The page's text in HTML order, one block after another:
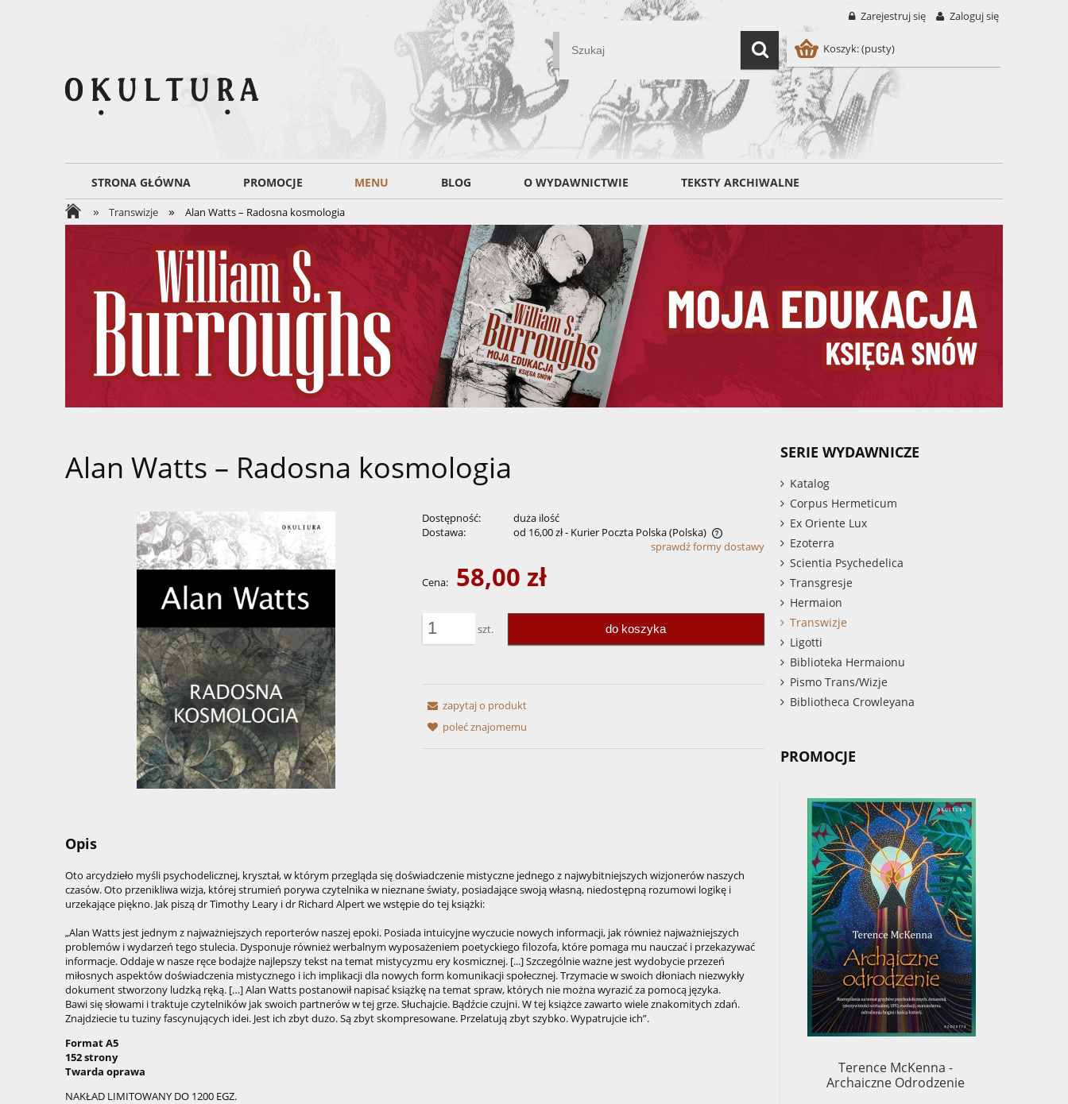
Zarejestruj się Zaloguj się
Koszyk:(pusty)
STRONA GŁÓWNA PROMOCJE MENU BLOG O WYDAWNICTWIE TEKSTY ARCHIWALNE
» Transwizje » Alan Watts – Radosna kosmologia
Alan Watts – Radosna kosmologia
Dostępność:
duża ilość
Dostawa:
od 16,00 zł- Kurier Poczta Polska(Polska)
Cena nie zawiera ewentualnych kosztów
płatności
sprawdź formy dostawy
Cena: 58,00 zł
szt. do koszyka
zapytaj o produkt
poleć znajomemu
Opis
Oto arcydzieło myśli psychodelicznej, kryształ, w którym przegląda się doświadczenie mistyczne jednego z najwybitniejszych wizjonerów naszych
czasów. Oto przenikliwa wizja, której strumień porywa czytelnika w nieznane światy, posiadające swoją własną, niedostępną rozumowi logikę i
urzekające piękno. Jak piszą dr Timothy Leary i dr Richard Alpert we wstępie do tej książki:
„Alan Watts jest jednym z najważniejszych reporterów naszej epoki. Posiada intuicyjne wyczucie nowych informacji, jak również najważniejszych
problemów i wydarzeń tego stulecia. Dysponuje również werbalnym wyposażeniem poetyckiego filozofa, które pomaga mu nauczać i przekazywać
informacje. Oddaje w nasze ręce bodajże najlepszy tekst na temat mistycyzmu ery kosmicznej. [...] Szczególnie ważne jest wydobycie przezeń
miłosnych aspektów doświadczenia mistycznego i ich implikacji dla nowych form komunikacji społecznej. Trzymacie w swoich dłoniach niezwykły
dokument stworzony ludzką ręką. […] Alan Watts postanowił napisać książkę na temat spraw, których nie można wyrazić za pomocą języka.
Bawi się słowami i traktuje czytelników jak swoich partnerów w tej grze. Słuchajcie. Bądźcie czujni. W tej książce zawarto wiele znakomitych zdań.
Znajdziecie tu tuziny fascynujących idei. Jest ich zbyt dużo. Są zbyt skompresowane. Przelatują zbyt szybko. Wypatrujcie ich”.
Format A5
152 strony
Twarda oprawa
NAKŁAD LIMITOWANY DO 1200 EGZ.
SERIE WYDAWNICZE
Katalog
Corpus Hermeticum
Ex Oriente Lux
Ezoterra
Scientia Psychedelica
Transgresje
Hermaion
Transwizje
Ligotti
Biblioteka Hermaionu
Pismo Trans/Wizje
Bibliotheca Crowleyana
PROMOCJE
Terence McKenna -
Archaiczne Odrodzenie